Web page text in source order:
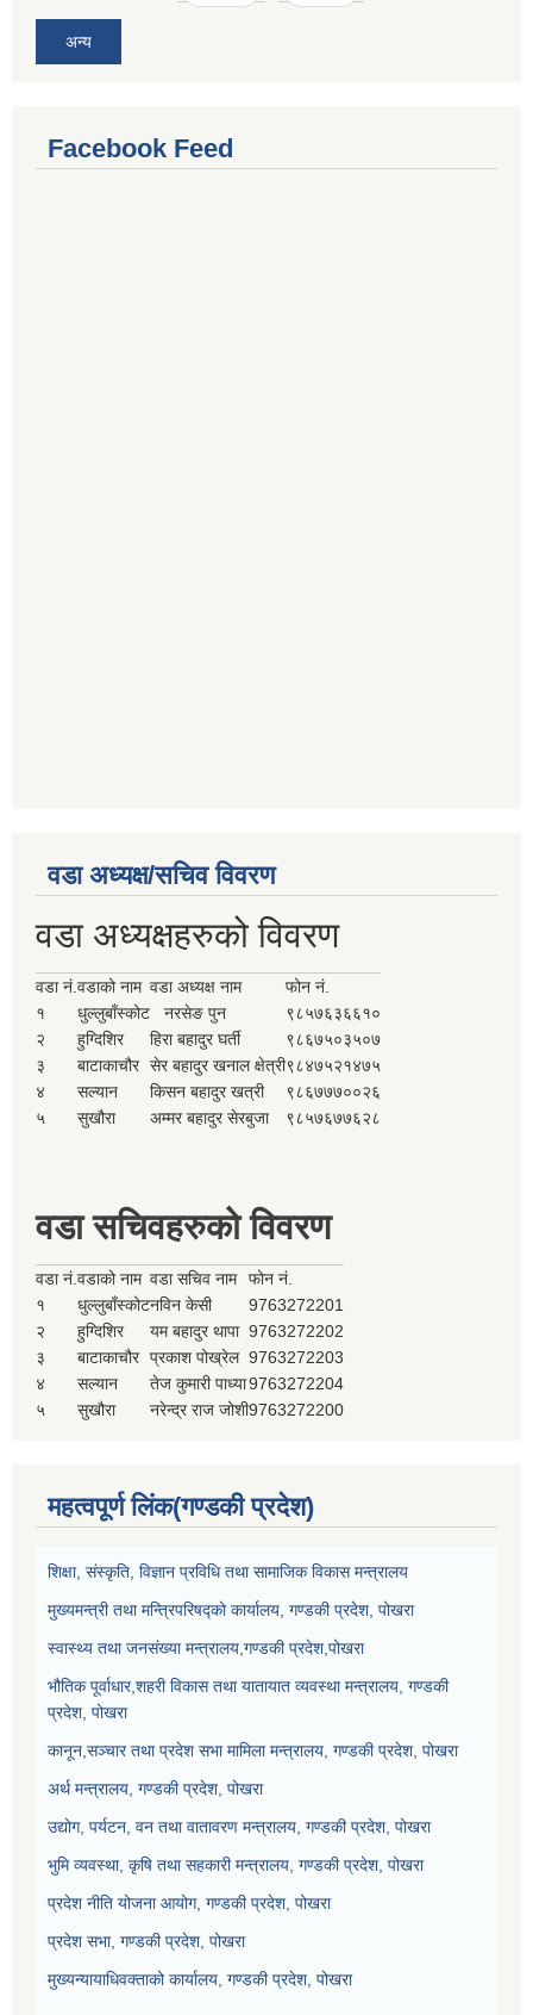
अन्य
Facebook Feed
वडा अध्यक्ष/सचिव विवरण
वडा अध्यक्षहरुको विवरण
वडा नं.वडाको नाम वडा अध्यक्ष नाम
फोन नं.
१
धुल्लुबाँस्कोट नरसेङ पुन
९८५७६३६६१०
२
हुग्दिशिर हिरा बहादुर घर्ती
९८६७५०३५०७
३
बाटाकाचौर सेर बहादुर खनाल क्षेत्री९८४७५२१४७५
४
सल्यान किसन बहादुर खत्री
९८६७७७००२६
५
सुखौरा अम्मर बहादुर सेरबुजा ९८५७६७७६२८
वडा सचिवहरुको विवरण
वडा नं.वडाको नाम वडा सचिव नाम
फोन नं.
१
धुल्लुबाँस्कोटनविन केसी
9763272201
२
हुग्दिशिर यम बहादुर थापा 9763272202
३
बाटाकाचौर प्रकाश पोख्रेल 9763272203
४
सल्यान तेज कुमारी पाध्या9763272204
५
सुखौरा नरेन्द्र राज जोशी9763272200
महत्वपूर्ण लिंक(गण्डकी प्रदेश)
शिक्षा, संस्कृति, विज्ञान प्रविधि तथा सामाजिक विकास मन्त्रालय
मुख्यमन्त्री तथा मन्त्रिपरिषद्को कार्यालय, गण्डकी प्रदेश, पोखरा
स्वास्थ्य तथा जनसंख्या मन्त्रालय,गण्डकी प्रदेश,पोखरा
भौतिक पूर्वाधार,शहरी विकास तथा यातायात व्यवस्था मन्त्रालय, गण्डकी
प्रदेश, पोखरा
कानून,सञ्चार तथा प्रदेश सभा मामिला मन्त्रालय, गण्डकी प्रदेश, पोखरा
अर्थ मन्त्रालय, गण्डकी प्रदेश, पोखरा
उद्योग, पर्यटन, वन तथा वातावरण मन्त्रालय, गण्डकी प्रदेश, पोखरा
भुमि व्यवस्था, कृषि तथा सहकारी मन्त्रालय, गण्डकी प्रदेश, पोखरा
प्रदेश नीति योजना आयोग, गण्डकी प्रदेश, पोखरा
प्रदेश सभा, गण्डकी प्रदेश, पोखरा
मुख्यन्यायाधिवक्ताको कार्यालय, गण्डकी प्रदेश, पोखरा